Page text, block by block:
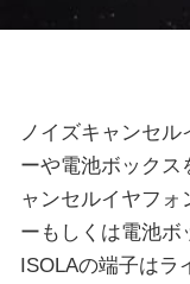
ノイズキャンセル
ーや電池ボックス
ャンセルイヤフォ
ーもしくは電池ボ
ISOLAの端子はラ